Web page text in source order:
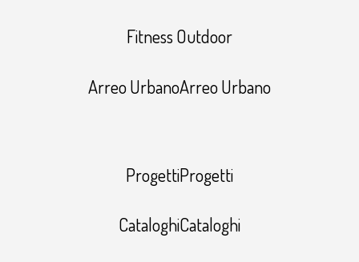
Fitness Outdoor
Arreo UrbanoArreo Urbano
ProgettiProgetti
CataloghiCataloghi